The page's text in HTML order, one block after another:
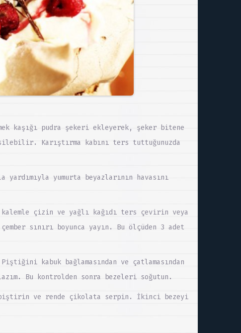
kaşığı pudra şekeri ekleyerek, şeker bitene
Karıştırma kabını ters tuttuğunuzda
yumurta beyazlarının havasını
kalemle çizin ve yağlı kağıdı ters çevirin veya
sınırı boyunca yayın. Bu ölçüden 3 adet
kabuk bağlamasından ve çatlamasından
Bu kontrolden sonra bezeleri soğutun.
ve rende çikolata serpin. İkinci bezeyi